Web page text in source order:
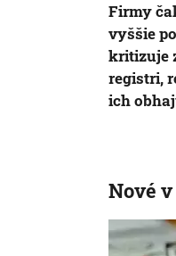
Firmy
vyššie
kritizuje
registri,
ich
Nové